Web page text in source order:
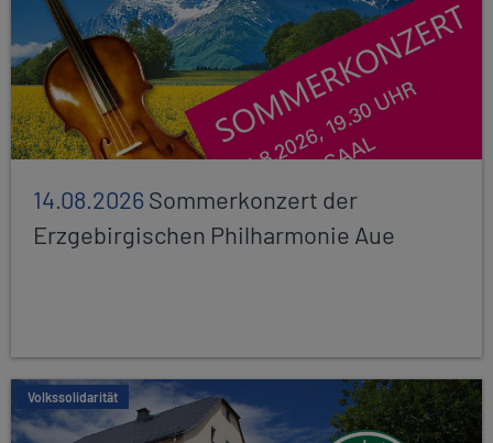
14.08.2026Sommerkonzert der
Erzgebirgischen Philharmonie Aue
Volkssolidarität